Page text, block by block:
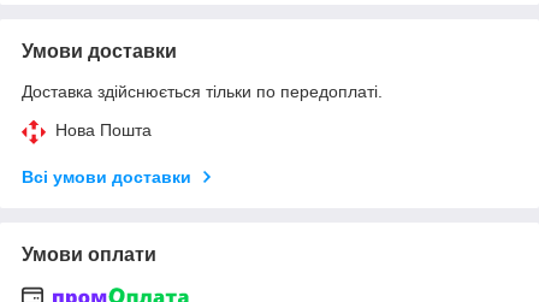
Умови доставки
Доставка здійснюється тільки по передоплаті.
Нова Пошта
Всі умови доставки
Умови оплати